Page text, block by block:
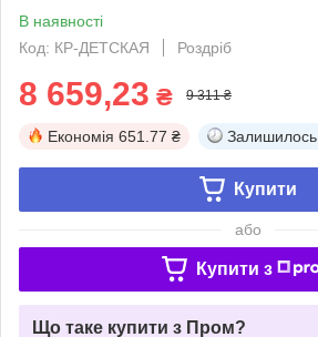
В наявності
Код: КР-ДЕТСКАЯ
Роздріб
8 659,23 ₴ 9 311 ₴
Економія 651.77 ₴ Залишилось
Купити
або
Купити з
Що таке купити з Пром?